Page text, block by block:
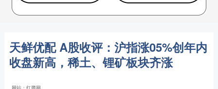
天鲜优配 A股收评：沪指涨05%创年内
收盘新高，稀土、锂矿板块齐涨
网站：红腾网